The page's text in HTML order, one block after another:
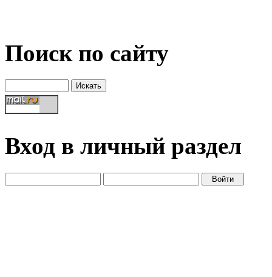
Поиск по сайту
Вход в личный раздел